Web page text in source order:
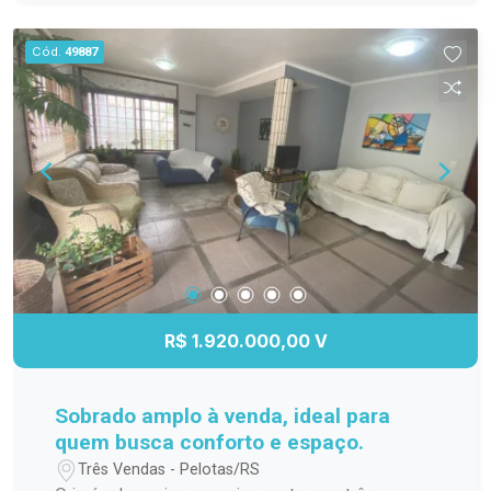
Excelente posição dentro do condomínio
Possibilidade de projeto com acesso
diferenciado Maior aproveitamento de fachada
Condomínio de alto padrão, com segurança,
infraestrutura completa e ótima valorização.
Cód. 49887
R$ 1.920.000,00 V
Sobrado amplo à venda, ideal para
quem busca conforto e espaço.
Três Vendas - Pelotas/RS